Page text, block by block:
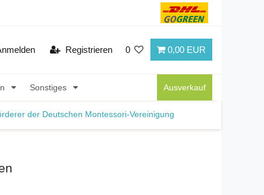
Registrieren 0 0,00 EUR
Sonstiges Ausverkauf
der Deutschen Montessori-Vereinigung